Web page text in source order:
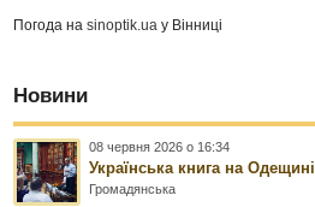
Погода наsinoptik.ua у Вінниці
Новини
08 червня 2026 о 16:34
Українська книга на Одещині
Громадянська